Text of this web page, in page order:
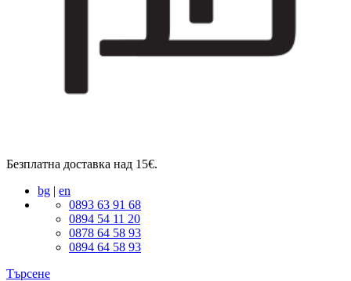
Безплатна доставка над 15€.
bg | en
0893 63 91 68
0894 54 11 20
0878 64 58 93
0894 64 58 93
Търсене